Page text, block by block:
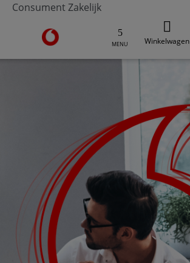
Consument Zakelijk
Ga naar de Vodafone homepage
MENU Winkelwagen